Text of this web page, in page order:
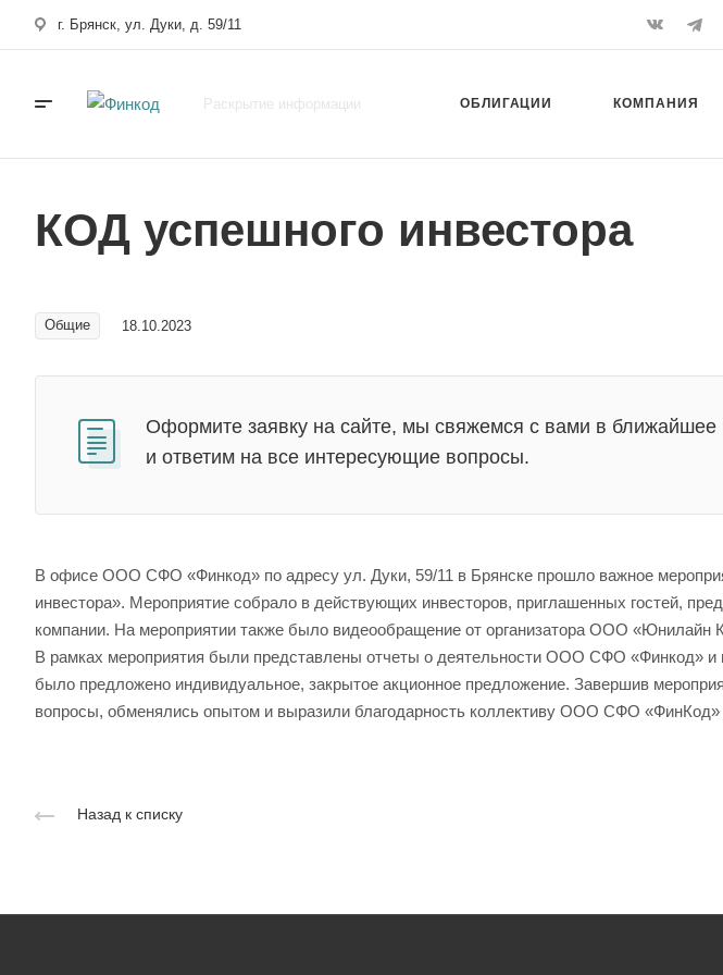
г. Брянск, ул. Дуки, д. 59/11
Раскрытие информации ОБЛИГАЦИИ КОМПАНИЯ
КОД успешного инвестора
Общие 18.10.2023
Оформите заявку на сайте, мы свяжемся с вами в ближайшее
и ответим на все интересующие вопросы.
В офисе ООО СФО «Финкод» по адресу ул. Дуки, 59/11 в Брянске прошло важное
инвестора». Мероприятие собрало в действующих инвесторов, приглашенных гостей,
компании. На мероприятии также было видеообращение от организатора ООО «Юнилайн
В рамках мероприятия были представлены отчеты о деятельности ООО СФО «Финкод» и
было предложено индивидуальное, закрытое акционное предложение. Завершив
вопросы, обменялись опытом и выразили благодарность коллективу ООО СФО «ФинКод»
Назад к списку